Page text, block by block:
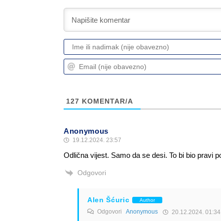
127 KOMENTAR/A
Anonymous
19.12.2024. 23:57
Odlična vijest. Samo da se desi. To bi bio pravi
Odgovori
Alen Šćuric Author
Odgovori Anonymous 20.12.2024. 01:34